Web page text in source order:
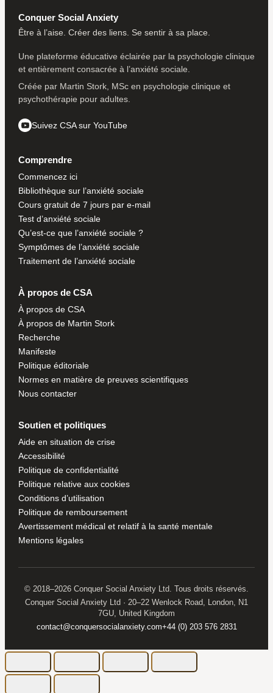
Conquer Social Anxiety
Être à l’aise. Créer des liens. Se sentir à sa place.
Une plateforme éducative éclairée par la psychologie clinique
et entièrement consacrée à l’anxiété sociale.
Créée par Martin Stork, MSc en psychologie clinique et
psychothérapie pour adultes.
Suivez CSA sur YouTube
Comprendre
Commencez ici
Bibliothèque sur l’anxiété sociale
Cours gratuit de 7 jours par e-mail
Test d’anxiété sociale
Qu’est-ce que l’anxiété sociale ?
Symptômes de l’anxiété sociale
Traitement de l’anxiété sociale
À propos de CSA
À propos de CSA
À propos de Martin Stork
Recherche
Manifeste
Politique éditoriale
Normes en matière de preuves scientifiques
Nous contacter
Soutien et politiques
Aide en situation de crise
Accessibilité
Politique de confidentialité
Politique relative aux cookies
Conditions d’utilisation
Politique de remboursement
Avertissement médical et relatif à la santé mentale
Mentions légales
© 2018–2026 Conquer Social Anxiety Ltd. Tous droits réservés.
Conquer Social Anxiety Ltd · 20–22 Wenlock Road, London, N1
7GU, United Kingdom
contact@conquersocialanxiety.com+44 (0) 203 576 2831